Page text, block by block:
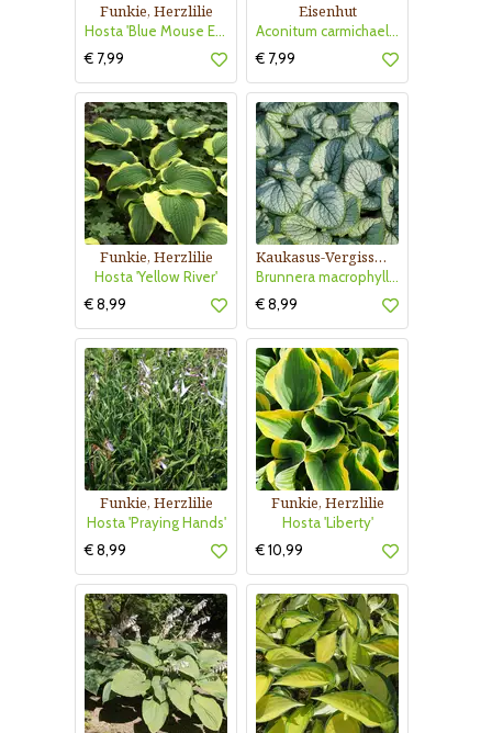
Funkie, Herzlilie
Hosta 'Blue Mouse Ears'
€ 7,99
Eisenhut
Aconitum carmichaelii 'Cloudy'
€ 7,99
Funkie, Herzlilie
Hosta 'Yellow River'
€ 8,99
Kaukasus-Vergissmeinnicht
Brunnera macrophylla 'Silver Heart'
€ 8,99
Funkie, Herzlilie
Hosta 'Praying Hands'
€ 8,99
Funkie, Herzlilie
Hosta 'Liberty'
€ 10,99